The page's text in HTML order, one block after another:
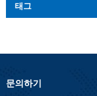
태그
문의하기